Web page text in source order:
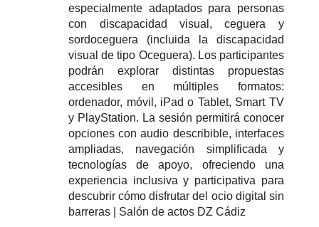
especialmente adaptados para personas
con discapacidad visual, ceguera y
sordoceguera (incluida la discapacidad
visual de tipo Oceguera). Los participantes
podrán explorar distintas propuestas
accesibles en múltiples formatos:
ordenador, móvil, iPad o Tablet, Smart TV
y PlayStation. La sesión permitirá conocer
opciones con audio describible, interfaces
ampliadas, navegación simplificada y
tecnologías de apoyo, ofreciendo una
experiencia inclusiva y participativa para
descubrir cómo disfrutar del ocio digital sin
barreras | Salón de actos DZ Cádiz